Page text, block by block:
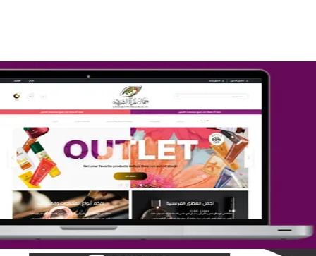
تصميم متجر جمال المرأة الشرقية
التفاصيل